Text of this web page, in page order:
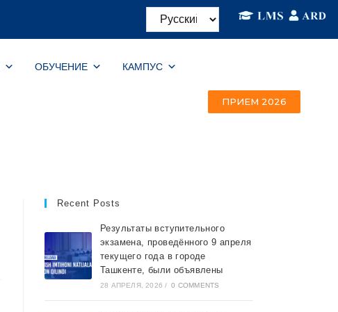
ОБУЧЕНИЕ КАМПУС
ПРИЕМ 2026
Recent Posts
Результаты вступительного
экзамена, проведённого 9 апреля
текущего года в городе
Ташкентe, были объявлены
28 АПРЕЛЯ, 2026 / 0 COMMENTS